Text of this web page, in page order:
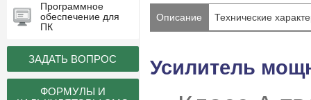
Программное
обеспечение для
ПК
ЗАДАТЬ ВОПРОС
ФОРМУЛЫ И
Описание Технические
Усилитель